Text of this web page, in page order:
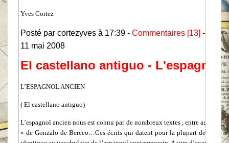
Yves Cortez
Posté par cortezyves à 17:39 - Commentaires [13] -
11 mai 2008
El castellano antiguo - L'espagnol
L’ESPAGNOL ANCIEN
( El castellano antiguo)
L’espagnol ancien nous est connu par de nombreux textes , entre autres: «
» de Gonzalo de Berceo…Ces écrits qui datent pour la plupart des